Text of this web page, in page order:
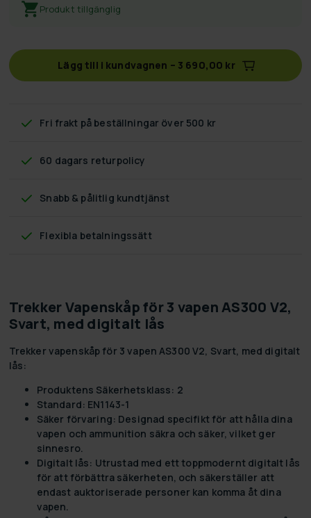
Produkt tillgänglig
Lägg till i kundvagnen – 3 690,00 kr
Fri frakt på beställningar över 500 kr
60 dagars returpolicy
Snabb & pålitlig kundtjänst
Flexibla betalningssätt
Trekker Vapenskåp för 3 vapen AS300 V2,
Svart, med digitalt lås
Trekker vapenskåp för 3 vapen AS300 V2, Svart, med digitalt
lås:
Produktens Säkerhetsklass: 2
Standard: EN1143-1
Säker förvaring: Designad specifikt för att hålla dina
vapen och ammunition säkra och säker, vilket ger
sinnesro.
Digitalt lås: Utrustad med ett toppmodernt digitalt lås
för att förbättra säkerheten, och säkerställer att
endast auktoriserade personer kan komma åt dina
vapen.